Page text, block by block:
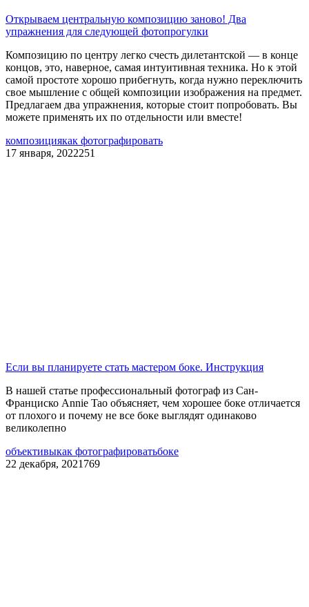
Открываем центральную композицию заново! Два
упражнения для следующей фотопрогулки
Композицию по центру легко счесть дилетантской — в конце
концов, это, наверное, самая интуитивная техника. Но к этой
самой простоте хорошо прибегнуть, когда нужно переключить
свое мышление с общей композиции изображения на предмет.
Предлагаем два упражнения, которые стоит попробовать. Вы
можете применять их по отдельности или вместе!
композициякак фотографировать
17 января, 2022251
Если вы планируете стать мастером боке. Инструкция
В нашей статье профессиональный фотограф из Сан-
Франциско Annie Tao объясняет, чем хорошее боке отличается
от плохого и почему не все боке выглядят одинаково
великолепно
объективыкак фотографироватьбоке
22 декабря, 2021 769